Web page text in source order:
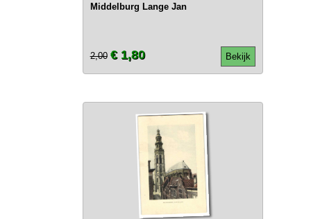
Middelburg Lange Jan
Bekijk
2,00 € 1,80